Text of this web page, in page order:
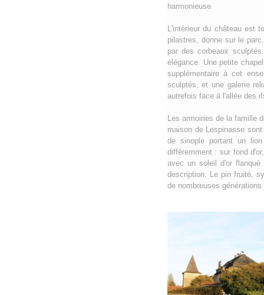
harmonieuse.
L'intérieur du château est
pilastres, donne sur le
par des corbeaux
élégance. Une petite
supplémentaire à cet
sculptés, et une galerie
autrefois face à l'allée des
Les armoiries de la famille
maison de Lespinasse
de sinople portant un
différemment : sur fond
avec un soleil d'or
description. Le pin fruité,
de nombreuses générations